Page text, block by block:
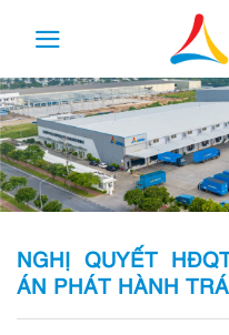
content
NGHỊ QUYẾT
ÁN PHÁT HÀNH